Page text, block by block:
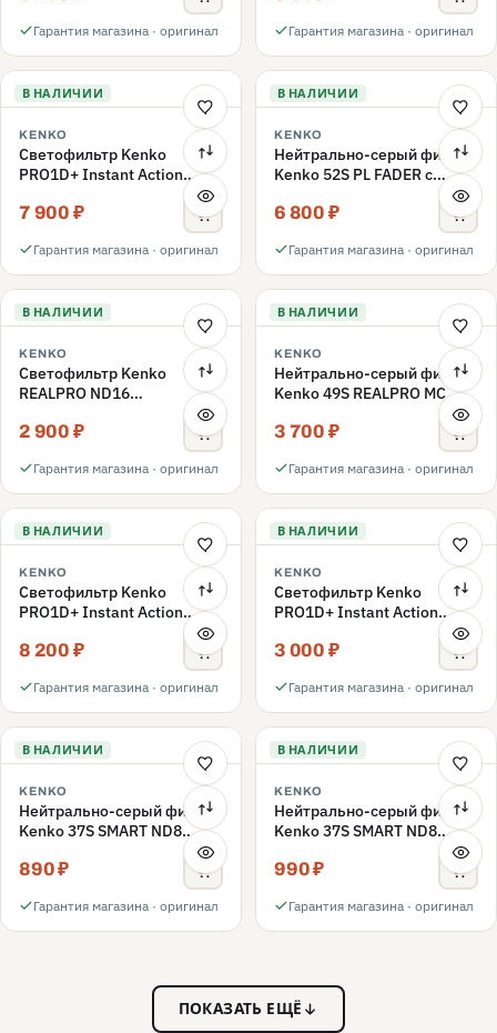
Гарантия магазина · оригинал Гарантия магазина · оригинал
В НАЛИЧИИ
KENKO
Светофильтр Kenko
PRO1D+ Instant Action
Variable NDX3-450+C-PL
переменной плотности
7 900 ₽
Гарантия магазина · оригинал
В НАЛИЧИИ
KENKO
Нейтрально-серый фильтр
Kenko 52S PL FADER с
переменной плотностью
ND3-ND400 52mm
6 800 ₽
Гарантия магазина · оригинал
В НАЛИЧИИ
KENKO
Светофильтр Kenko
REALPRO ND16
нейтрально-серый 49mm
2 900 ₽
Гарантия магазина · оригинал
В НАЛИЧИИ
KENKO
Нейтрально-серый фильтр
Kenko 49S REALPRO MC
3 700 ₽
Гарантия магазина · оригинал
В НАЛИЧИИ
KENKO
Светофильтр Kenko
PRO1D+ Instant Action
Variable NDX3-450+C-PLS
переменной плотности
8 200 ₽
Гарантия магазина · оригинал
В НАЛИЧИИ
KENKO
Светофильтр Kenko
PRO1D+ Instant Action
Variable NDX3-450+C-PL
поляризационный 49mm
3 000 ₽
Гарантия магазина · оригинал
В НАЛИЧИИ
KENKO
Нейтрально-серый фильтр
Kenko 37S SMART ND8
890 ₽
Гарантия магазина · оригинал
В НАЛИЧИИ
KENKO
Нейтрально-серый фильтр
Kenko 37S SMART ND8
990 ₽
Гарантия магазина · оригинал
ПОКАЗАТЬ ЕЩЁ